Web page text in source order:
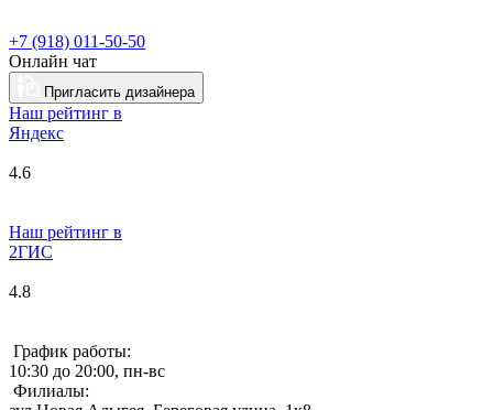
+7 (918) 011-50-50
Онлайн чат
Пригласить дизайнера
Наш рейтинг в
Яндекс
4.6
Наш рейтинг в
2ГИС
4.8
График работы:
10:30 до 20:00, пн-вс
Филиалы: